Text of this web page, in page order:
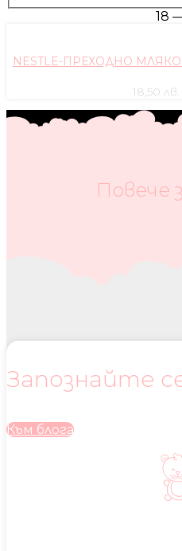
18
NESTLE-ПРЕХОДНО МЛЯКО
18,50
Повече
Запознайте
Към блога